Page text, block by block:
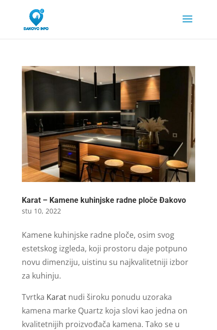
Karat – Kamene kuhinjske radne ploče Đakovo
stu 10, 2022
Kamene kuhinjske radne ploče, osim svog
estetskog izgleda, koji prostoru daje potpuno
novu dimenziju, uistinu su najkvalitetniji izbor
za kuhinju.
Tvrtka Karatnudi široku ponudu uzoraka
kamena marke Quartz koja slovi kao jedna on
kvalitetnijih proizvođača kamena. Tako se u